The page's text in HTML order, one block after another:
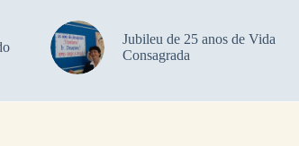
Jubileu de 25 anos de Vida
Consagrada